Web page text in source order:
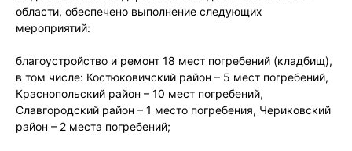
области, обеспечено выполнение следующих
мероприятий:
благоустройство и ремонт 18 мест погребений (кладбищ),
в том числе: Костюковичский район – 5 мест погребений,
Краснопольский район – 10 мест погребений,
Славгородский район – 1 место погребения, Чериковский
район – 2 места погребений;